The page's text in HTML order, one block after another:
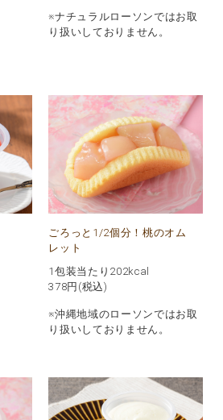
※ナチュラルローソンではお取
り扱いしておりません。
ごろっと1/2個分！桃のオム
レット
1包装当たり202kcal
378円(税込)
※沖縄地域のローソンではお取
り扱いしておりません。